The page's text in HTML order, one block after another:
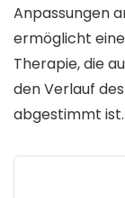
Anpassungen
ermöglicht
Therapie, die
den Verlauf
abgestimmt ist.